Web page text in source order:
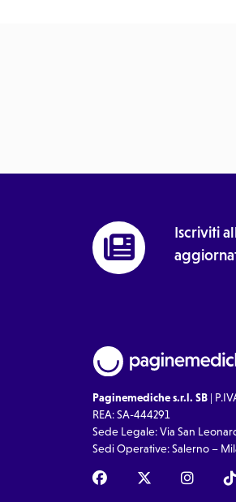
Iscriviti
Paginemediche s.r.l. SB |
REA: SA-444291
Sede Legale: Via San
Sedi Operative: Salerno –